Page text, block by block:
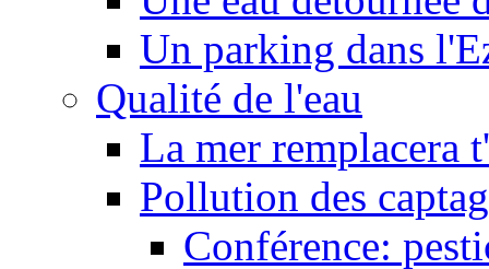
Un parking dans
Qualité de l'eau
La mer remplacera
Pollution des
Conférence: